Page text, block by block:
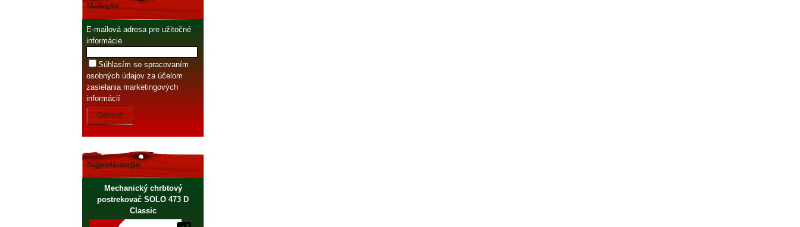
Mailinglist
E-mailová adresa pre užitočné
informácie
Súhlasím so spracovaním
osobných údajov za účelom
zasielania marketingových
informácií
Odoslať
Najpredávanejšie
Mechanický chrbtový
postrekovač SOLO 473 D
Classic